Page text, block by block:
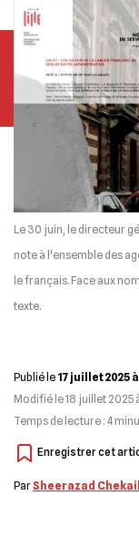
Le 30 juin, le directeur
note à l'ensemble des
le français. Face aux
texte.
Publié le 17 juillet 2025
Modifié le18 juillet 2025
Temps de lecture : 4
ParSheerazad